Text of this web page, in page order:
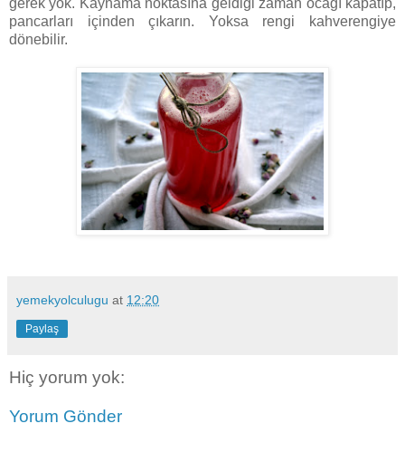
pancarları içinden çıkarın. Yoksa rengi kahverengiye
dönebilir.
yemekyolculugu at 12:20
Paylaş
Hiç yorum yok:
Yorum Gönder